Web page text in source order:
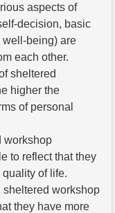
aspects of
decision, basic
well-being) are
each other.
sheltered
higher the
of personal
workshop
to reflect that they
of life.
sheltered workshop
they have more